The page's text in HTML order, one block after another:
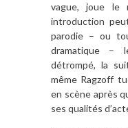
vague, joue le
introduction
parodie – ou
dramatique –
détrompé, la
même Ragzoff
en scène après
ses qualités